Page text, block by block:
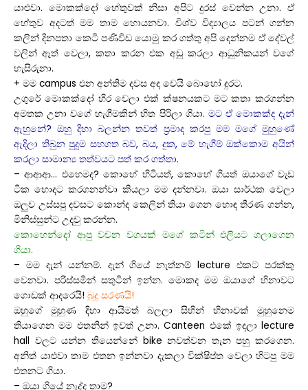
යාළුවා. මොකක්දෝ හේතුවක් නිසා අපිට දුරස් වෙන්න උනා. ඒ
හේතුව අදටත් මම තාම හොයනවා. විශ්ව විද්‍යාලය පටන් ගන්න
කලින් දිනපතා කෙටි පණිවිඩ යොමු කර ගත්තු අපි දෙන්නම ඒ දේවල්
වලින් ඈත් වෙලා, කතා කරන එක අඩු කරලා ආධුනිකයන් වගේ
හැසිරුනා.
+ මම campus එන අන්තිම දවස අද වෙයි බොහෝ දුරට.
උගුරේ මොකක්දෝ හිර වෙලා එක් ක්ෂනයකට මට කතා කරගන්න
අමතක උනා වගේ හැගීමකින් හිත පිරිලා ගියා. මට ඒ මොකක්ද දැන්
ඇහුනේ? ඔහු දිහා බලන්න තවත් ප්‍රමාද කරපු මම මගේ මුහුණේ
ඇදිලා තිබුන පුදුම සහගත බව, බය, දුක, මේ හැගීම් ඔක්කොම අයින්
කරලා සාමාන්‍ය තත්වයට පත් කර ගත්තා.
– ආආආ… එහෙමද? කොහේ හිටියත්, කොහේ ගියත් ඔයාගේ වැඩ
ටික හොදට කරගනන්වා කියලා මම දන්නවා. ඔයා සාර්ථක වෙලා
ඔලුව උස්සපු දවසට කොන්ද කෙලින් තියා ගෙන හොඳ තීරණ ගන්න,
මිනිස්සුන්ට උදවු කරන්න.
කොහෙන්දෝ ආපු වචන වගයක් මගේ කටින් එලියට ගලාගෙන
ගියා.
– මම දැන් යන්නම්. දැන් ගියේ නැත්නම් lecture එකට පරක්කු
වෙනවා. පරිස්සමින් සතුටින් ඉන්න. මොකද මම ඔයාගේ හිනාවට
ගොඩක් ආදරෙයි! බුදු සරණයි!
ඔහුගේ මුහුණ දිහා ආයිමත් බලලා සිහින් හිනාවක් මුහුනෙම
තියාගෙන මම එතනින් ඉවත් උනා. Canteen එකේ ඉදලා lecture
hall වලට යන්න තියෙන්නේ bike නවත්වන තැන පහු කරගෙන.
අනිත් යාළුවා තාම එතන ඉන්නවා දැකලා වික්ෂිප්ත වෙලා හිටපු මම
එතනට ගියා.
– ඔයා ගියේ නැද්ද තාම?